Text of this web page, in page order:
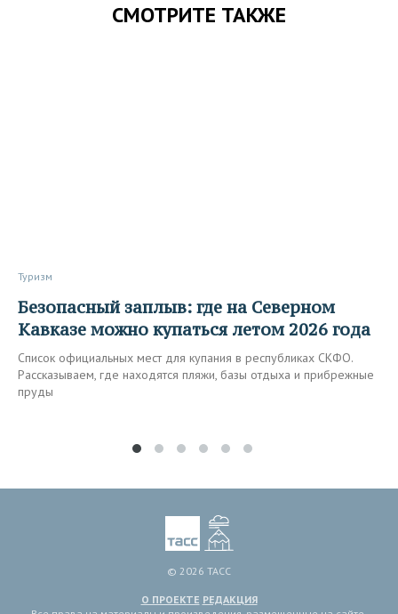
СМОТРИТЕ ТАКЖЕ
Туризм
Безопасный заплыв: где на Северном
Кавказе можно купаться летом 2026 года
Список официальных мест для купания в республиках СКФО.
Рассказываем, где находятся пляжи, базы отдыха и прибрежные
пруды
© 2026 ТАСС
О ПРОЕКТЕ РЕДАКЦИЯ